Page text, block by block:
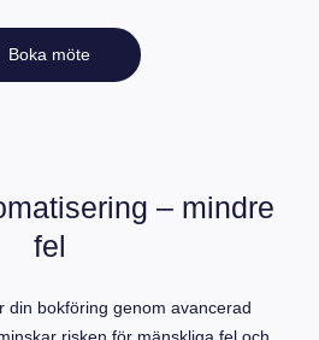
Boka möte
– mindre
fel
din bokföring genom avancerad